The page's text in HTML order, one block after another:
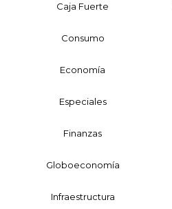
Caja Fuerte
Consumo
Economía
Especiales
Finanzas
Globoeconomía
Infraestructura